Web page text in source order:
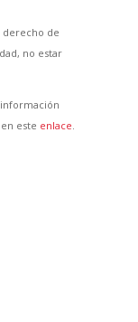
de
no estar
este enlace.